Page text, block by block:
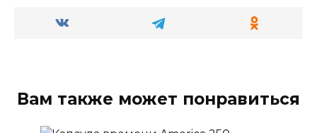
Вам также может понравиться